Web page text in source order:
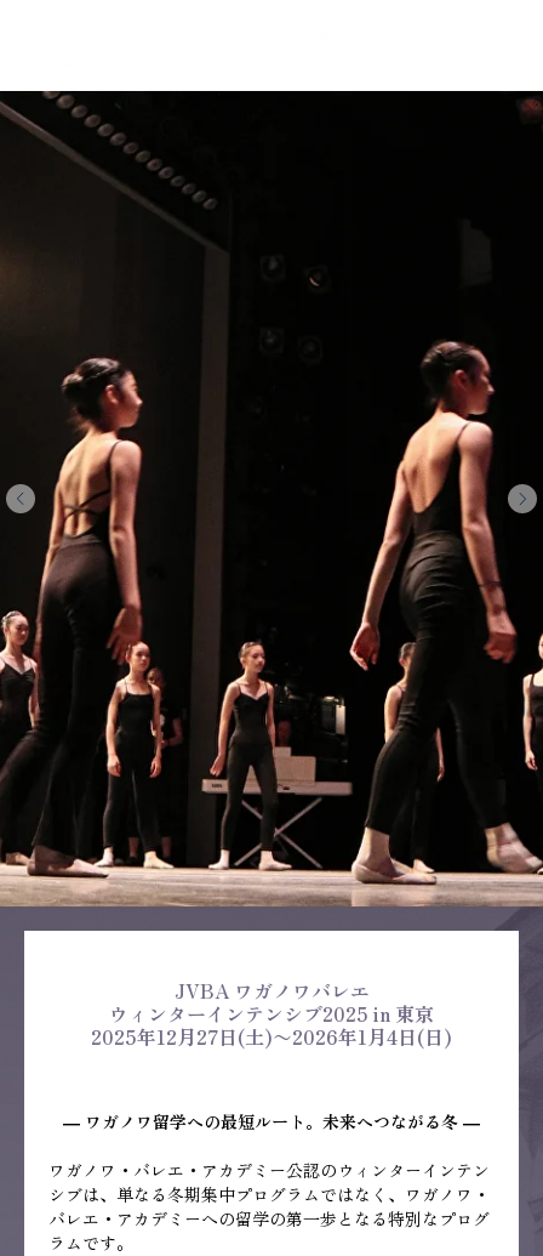
JVBA ワガノワバレエ
ウィンターインテンシブ2025 in 東京
2025年12月27日(土)〜2026年1月4日(日)
― ワガノワ留学への最短ルート。未来へつながる冬 ―
ワガノワ・バレエ・アカデミー公認のウィンターインテン
シブは、単なる冬期集中プログラムではなく、ワガノワ・
バレエ・アカデミーへの留学の第一歩となる特別なプログ
ラムです。